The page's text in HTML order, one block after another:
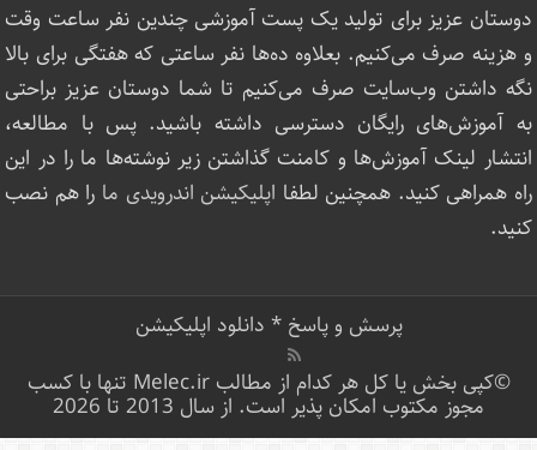
دوستان عزیز برای تولید یک پست آموزشی چندین نفر ساعت‌ وقت
و هزینه صرف می‌کنیم. بعلاوه ده‌ها نفر ساعتی که هفتگی برای بالا
نگه داشتن وب‌سایت صرف ‌می‌کنیم تا شما دوستان عزیز براحتی
به آموزش‌های رایگان دسترسی داشته باشید. پس با مطالعه،
انتشار لینک‌ آموزش‌ها و کامنت گذاشتن زیر نوشته‌‌ها ما را در این
راه همراهی کنید. همچنین لطفا اپلیکیشن اندرویدی ما را هم نصب
کنید.
پرسش و پاسخ* دانلود اپلیکیشن
©کپی بخش یا کل هر کدام از مطالب Melec.ir تنها با کسب
مجوز مکتوب امکان پذیر است. از سال 2013 تا 2026